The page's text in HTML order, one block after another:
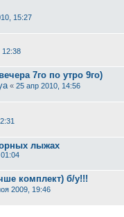
15:27
12:38
7го по утро 9го)
« 25 апр 2010, 14:56
лыжах
комплект) б/у!!!
2009, 19:46